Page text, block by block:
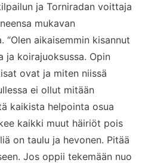
ja Torniradan voittaja
mukavan
“Olen aikaisemmin kisannut
ja koirajuoksussa. Opin
ovat ja miten niissä
ei ollut mitään
kaikista helpointa osua
kaikki muut häiriöt pois
on taulu ja hevonen. Pitää
Jos oppii tekemään nuo